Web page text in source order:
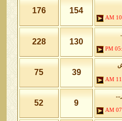
154
176
130
228
39
75
9
52